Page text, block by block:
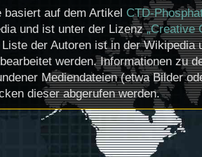
basiert auf dem Artikel CTD-
und ist unter der Lizenz„Creative
der Autoren ist in der Wikipedia
bearbeitet werden. Informationen zu
Mediendateien (etwa Bilder
dieser abgerufen werden.